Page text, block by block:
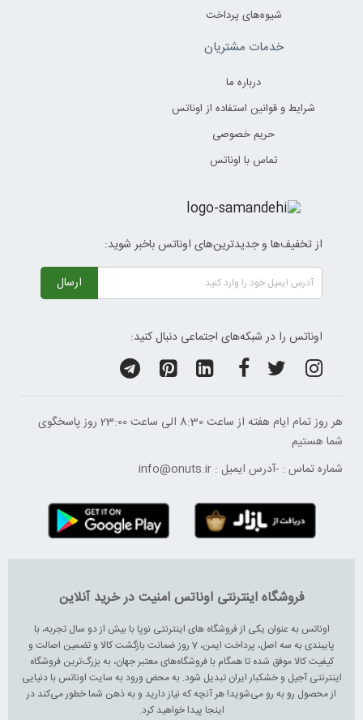
شیوه‌های پرداخت
خدمات مشتریان
درباره ما
شرایط و قوانین استفاده از اوناتس
حریم خصوصی
تماس با اوناتس
از تخفیف‌ها و جدیدترین‌های اوناتس باخبر شوید:
ارسال
اوناتس را در شبکه‌های اجتماعی دنبال کنید:
هر روز تمام ایام هفته از ساعت 8:30 الی ساعت 23:00 ‌روز پاسخگوی
شما هستیم
شماره تماس : -آدرس ایمیل : info@onuts.ir
فروشگاه اینترنتی اوناتس امنیت در خرید آنلاین
اوناتس به عنوان یکی از فروشگاه های اینترنتی نوپا با بیش از دو سال تجربه، با
پایبندی به سه اصل، پرداخت ایمن، 7 روز ضمانت بازگشت کالا و تضمین اصالت و
کیفیت کالا موفق شده تا همگام با فروشگاه‌های معتبر جهان، به بزرگ‌ترین فروشگاه
اینترنتی آجیل و خشکبار ایران تبدیل شود. به محض ورود به سایت اوناتس با دنیایی
از محصول رو به رو می‌شوید! هر آنچه که نیاز دارید و به ذهن شما خطور می‌کند در
اینجا پیدا خواهید کرد.